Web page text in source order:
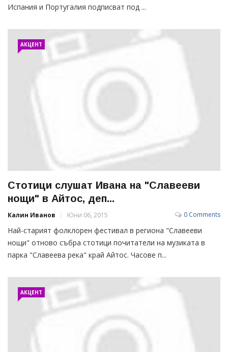
Испания и Португалия подписват под ...
АКЦЕНТ
Стотици слушат Ивана на "Славееви
нощи" в Айтос, деп...
Калин Иванов Юни 06, 2015 0 Comments
Най-старият фолклорен фестивал в региона "Славееви
нощи" отново събра стотици почитатели на музиката в
парка "Славеева река" край Айтос. Часове п...
АКЦЕНТ